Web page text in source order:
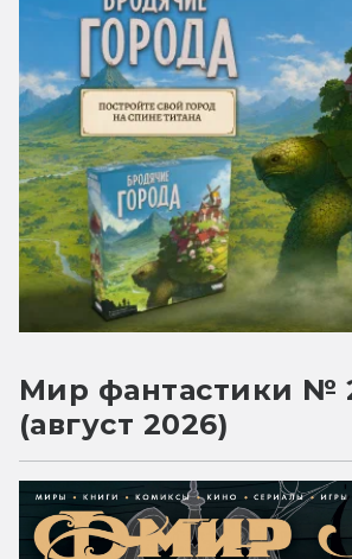
Мир фантастики №
(август 2026)